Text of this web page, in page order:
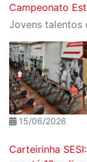
Campeonato
15/06/2026
Carteirinha